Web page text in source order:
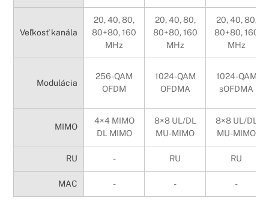
Veľkosť kanála
20, 40, 80,
80+80, 160
MHz
20, 40, 80,
80+80, 160
MHz
20, 40, 80,
80+80, 160
MHz
Modulácia
256-QAM
OFDM
1024-QAM
OFDMA
1024-QAM
sOFDMA
MIMO
4×4 MIMO
DL MIMO
8×8 UL/DL
MU-MIMO
8×8 UL/DL
MU-MIMO
RU - RU RU
MAC - - -